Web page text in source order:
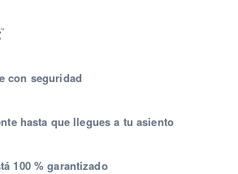
con seguridad
hasta que llegues a tu asiento
100 % garantizado